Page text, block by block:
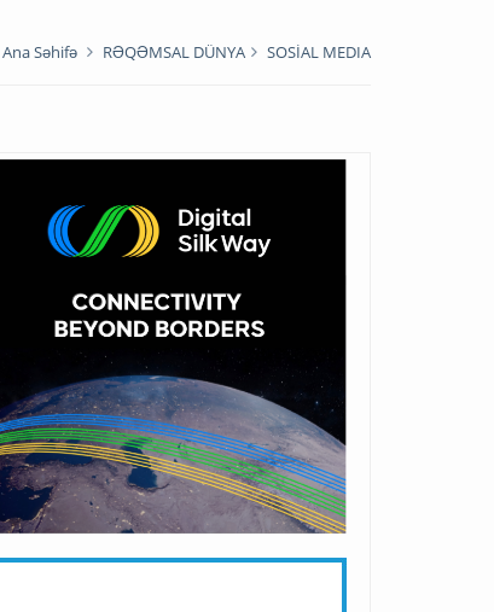
Ana Səhifə RƏQƏMSAL DÜNYA SOSİAL MEDIA